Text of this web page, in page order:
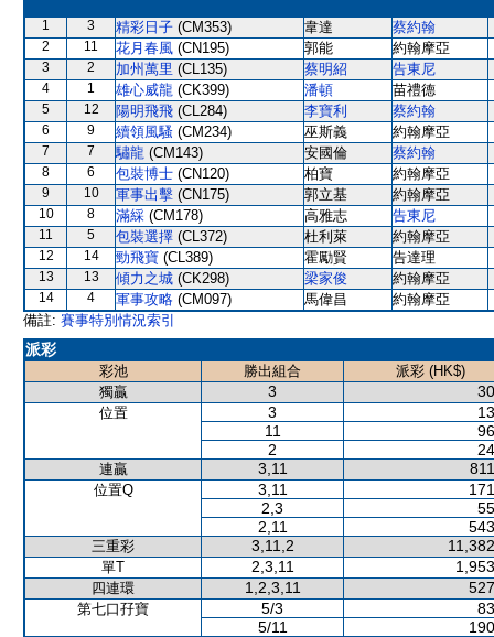
1 3 精彩日子 (CM353) 韋達 蔡約翰
2 11 花月春風 (CN195) 郭能 約翰摩亞
3 2 加州萬里 (CL135) 蔡明紹 告東尼
4 1 雄心威龍 (CK399) 潘頓 苗禮德
5 12 陽明飛飛 (CL284) 李寶利 蔡約翰
6 9 續領風騷 (CM234) 巫斯義 約翰摩亞
7 7 驌龍 (CM143) 安國倫 蔡約翰
8 6 包裝博士 (CN120) 柏寶 約翰摩亞
9 10 軍事出擊 (CN175) 郭立基 約翰摩亞
10 8 滿綵 (CM178) 高雅志 告東尼
11 5 包裝選擇 (CL372) 杜利萊 約翰摩亞
12 14 勁飛寶 (CL389) 霍勵賢 告達理
13 13 傾力之城 (CK298) 梁家俊 約翰摩亞
14 4 軍事攻略 (CM097) 馬偉昌
約翰摩亞
備註: 賽事特別情況索引
派彩
彩池 勝出組合
派彩 (HK$)
獨贏
3
位置 3
11
2
連贏 3,11
位置Q 3,11
2,3
2,11
三重彩 3,11,2
單T 2,3,11
四連環 1,2,3,11
第七口孖寶 5/3
5/11